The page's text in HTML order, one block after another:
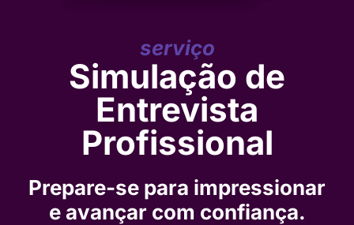
serviço
Simulação de
Entrevista
Profissional
Prepare-se para impressionar
e avançar com confiança.